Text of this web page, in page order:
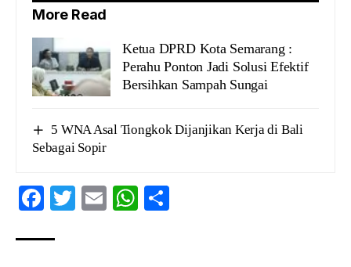
More Read
Ketua DPRD Kota Semarang :
Perahu Ponton Jadi Solusi Efektif
Bersihkan Sampah Sungai
5 WNA Asal Tiongkok Dijanjikan Kerja di Bali
Sebagai Sopir
Facebook
Twitter
EmailWhatsApp